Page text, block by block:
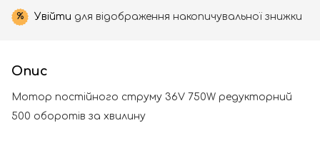
% Увійти для відображення накопичувальної знижки
Опис
Мотор постійного струму 36V 750W редукторний
500 оборотів за хвилину